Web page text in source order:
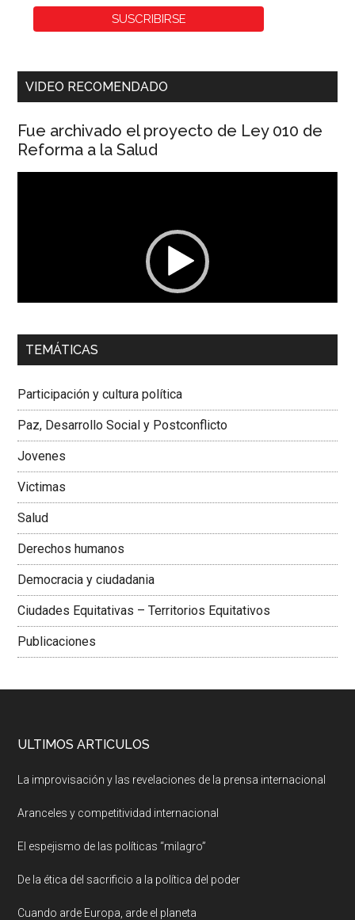
VIDEO RECOMENDADO
Fue archivado el proyecto de Ley 010 de
Reforma a la Salud
00:00 01:04
Dra. Carolina Corcho Mejía,Presidenta Corporación
Colombiana
TEMÁTICAS
Participación y cultura política
Paz, Desarrollo Social y Postconflicto
Jovenes
Victimas
Salud
Derechos humanos
Democracia y ciudadania
Ciudades Equitativas – Territorios Equitativos
Publicaciones
ULTIMOS ARTICULOS
La improvisación y las revelaciones de la prensa internacional
Aranceles y competitividad internacional
El espejismo de las políticas “milagro”
De la ética del sacrificio a la política del poder
Cuando arde Europa, arde el planeta